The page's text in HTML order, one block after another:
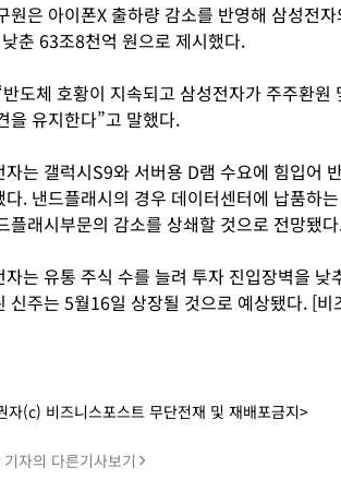
원은 아이폰X 출하량 감소를 반영해 삼성전
춘 63조8천억 원으로 제시했다.
도체 호황이 지속되고 삼성전자가 주주환
을 유지한다”고 말했다.
자는 갤럭시S9와 서버용 D램 수요에 힘입어
다. 낸드플래시의 경우 데이터센터에 납품하
플래시부문의 감소를 상쇄할 것으로 전망됐
자는 유통 주식 수를 늘려 투자 진입장벽을
신주는 5월16일 상장될 것으로 예상됐다. [
자(c) 비즈니스포스트 무단전재 및 재배포금지>
자의 다른기사보기